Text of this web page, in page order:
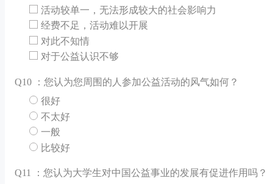
活动较单一，无法形成较大的社会影响力
经费不足，活动难以开展
对此不知情
对于公益认识不够
Q10 ：您认为您周围的人参加公益活动的风气如何？
很好
不太好
一般
比较好
Q11 ：您认为大学生对中国公益事业的发展有促进作用吗？